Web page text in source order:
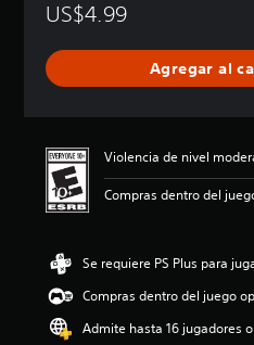
c
i
a
c
o
s
US$4.99
Agregar al
Violencia de nivel
Compras dentro del
Se requiere PS Plus para
Compras dentro del juego
Admite hasta 16 jugadores